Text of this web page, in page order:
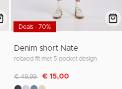
Deals - 70%
Denim short Nate
relaxed fit met 5-pocket design
Afgeprijsd van
€ 49,99 naar
€ 15,00